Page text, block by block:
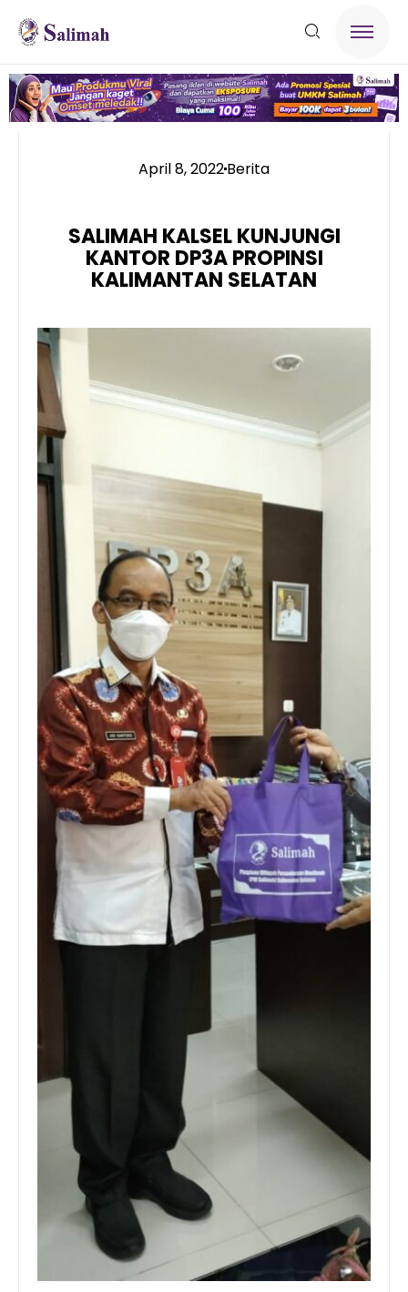
April 8, 2022Berita
SALIMAH KALSEL KUNJUNGI
KANTOR DP3A PROPINSI
KALIMANTAN SELATAN